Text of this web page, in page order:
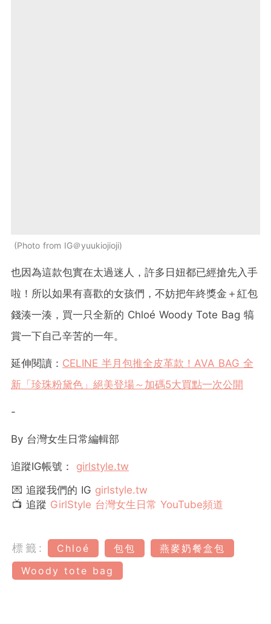
Photo from IG＠yuukiojioji
也因為這款包實在太過迷人，許多日妞都已經搶先入手
啦！所以如果有喜歡的女孩們，不妨把年終獎金＋紅包
錢湊一湊，買一只全新的 Chloé Woody Tote Bag 犒
賞一下自己辛苦的一年。
延伸閱讀： CELINE 半月包推全皮革款！AVA BAG 全
新「珍珠粉黛色」絕美登場～加碼5大買點一次公開
-
By 台灣女生日常編輯部
追蹤IG帳號：
girlstyle.tw
💌 追蹤我們的 IG girlstyle.tw
📺 追蹤 GirlStyle 台灣女生日常 YouTube頻道
標籤: Chloé 包包
燕麥奶餐盒包
Woody tote bag